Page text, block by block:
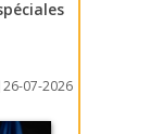
26-07-2026